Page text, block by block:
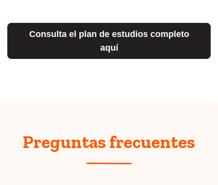
Consulta el plan de estudios completo
aquí
Preguntas frecuentes